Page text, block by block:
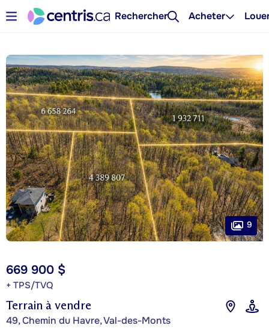
Rechercher Acheter
Terrain à vendre
49, Chemin du Havre, Val-des-Monts
669 900 $
+ TPS/TVQ
9